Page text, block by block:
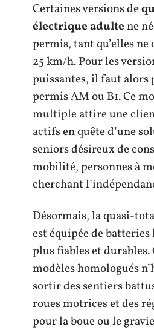
Certaines versions de
électrique adultene
permis, tant qu’elles ne
25 km/h. Pour les
puissantes, il faut alors
permis AM ou B1. Ce
multiple attire une
actifs en quête d’une
seniors désireux de
mobilité, personnes à
cherchant
Désormais, la quasi-
est équipée de
plus fiables et durables.
modèles homologués
sortir des sentiers
roues motrices et des
pour la boue ou le